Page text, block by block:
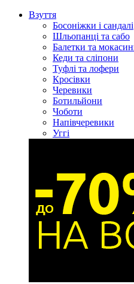
Взуття
Босоніжки і сандалі
Шльопанці та сабо
Балетки та
Кеди та сліпони
Туфлі та лофери
Кросівки
Черевики
Ботильйони
Чоботи
Напівчеревики
Уггі